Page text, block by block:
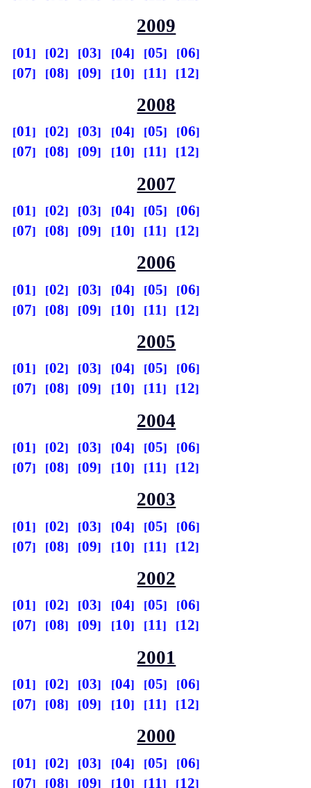
2009
01 02 03 04 05
06
07
08 09 10 11 12
2008
01 02 03 04 05
06
07
08 09 10 11 12
2007
01 02 03 04 05
06
07
08 09 10 11 12
2006
01 02 03 04 05
06
07
08 09 10 11 12
2005
01 02 03 04 05
06
07
08 09 10 11 12
2004
01 02 03 04 05
06
07
08 09 10 11 12
2003
01 02 03 04 05
06
07
08 09 10 11 12
2002
01 02 03 04 05
06
07
08 09 10 11 12
2001
01 02 03 04 05
06
07
08 09 10 11 12
2000
01 02 03 04 05
06
07
08 09 10 11 12